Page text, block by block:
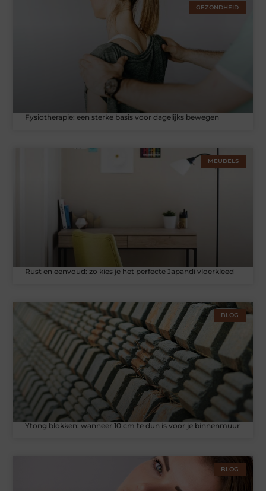
GEZONDHEID
Fysiotherapie: een sterke basis voor dagelijks bewegen
MEUBELS
Rust en eenvoud: zo kies je het perfecte Japandi vloerkleed
BLOG
Ytong blokken: wanneer 10 cm te dun is voor je binnenmuur
BLOG